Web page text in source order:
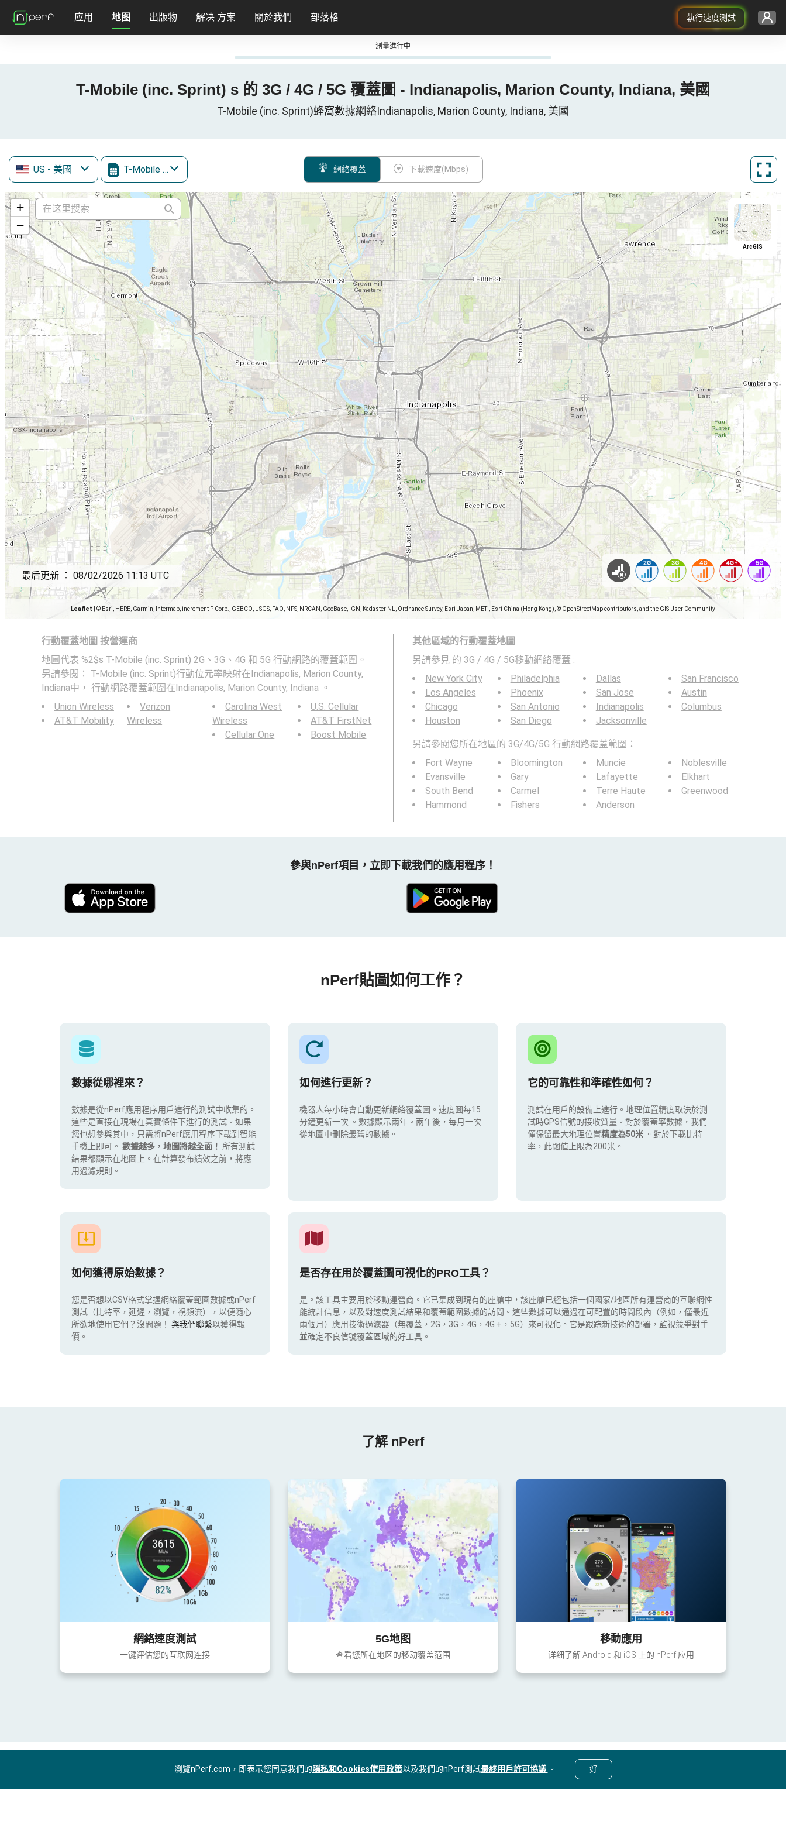
執行速度測試
应用 地图 出版物 解决 方案 關於我們 部落格
測量進行中
T-Mobile (inc. Sprint) s 的 3G / 4G / 5G 覆蓋圖 - Indianapolis, Marion County, Indiana, 美國
T-Mobile (inc. Sprint)蜂窩數據網絡Indianapolis, Marion County, Indiana, 美國
US - 美國 T-Mobile (inc. Sprint) 網絡覆蓋 下載速度(Mbps)
+
−
Leaflet © Esri, HERE, Garmin, Intermap, increment P Corp., GEBCO, USGS, FAO, NPS, NRCAN, GeoBase, IGN, Kadaster NL, Ordnance Survey, Esri Japan, METI, Esri China (Hong Kong), © OpenStreetMap contributors, and the GIS User Community
ArcGIS
最后更新 ： 08/02/2026 11:13 UTC
行動覆蓋地圖 按營運商
地圖代表 %2$s T-Mobile (inc. Sprint) 2G、3G、4G 和 5G 行動網路的覆蓋範圍。
另請參閱： T-Mobile (inc. Sprint)行動位元率映射在Indianapolis, Marion County,
Indiana中， 行動網路覆蓋範圍在Indianapolis, Marion County, Indiana 。
Union Wireless
AT&T Mobility
Verizon
Wireless
Carolina West
Wireless
Cellular One
U.S. Cellular
AT&T FirstNet
Boost Mobile
其他區域的行動覆蓋地圖
另請參見 的 3G / 4G / 5G移動網絡覆蓋 :
New York City
Los Angeles
Chicago
Houston
Philadelphia
Phoenix
San Antonio
San Diego
Dallas
San Jose
Indianapolis
Jacksonville
San Francisco
Austin
Columbus
另請參閱您所在地區的 3G/4G/5G 行動網路覆蓋範圍：
Fort Wayne
Evansville
South Bend
Hammond
Bloomington
Gary
Carmel
Fishers
Muncie
Lafayette
Terre Haute
Anderson
Noblesville
Elkhart
Greenwood
參與nPerf項目，立即下載我們的應用程序！
nPerf貼圖如何工作？
數據從哪裡來？
數據是從nPerf應用程序用戶進行的測試中收集的。
這些是直接在現場在真實條件下進行的測試。如果
您也想參與其中，只需將nPerf應用程序下載到智能
手機上即可。 數據越多，地圖將越全面！ 所有測試
結果都顯示在地圖上。在計算發布績效之前，將應
用過濾規則。
如何進行更新？
機器人每小時會自動更新網絡覆蓋圖。速度圖每15
分鐘更新一次 。數據顯示兩年。兩年後，每月一次
從地圖中刪除最舊的數據。
它的可靠性和準確性如何？
測試在用戶的設備上進行。地理位置精度取決於測
試時GPS信號的接收質量。對於覆蓋率數據，我們
僅保留最大地理位置精度為50米 。對於下載比特
率，此閾值上限為200米。
如何獲得原始數據？
您是否想以CSV格式掌握網絡覆蓋範圍數據或nPerf
測試（比特率，延遲，瀏覽，視頻流），以便隨心
所欲地使用它們？沒問題！ 與我們聯繫以獲得報
價。
是否存在用於覆蓋圖可視化的PRO工具？
是。該工具主要用於移動運營商。它已集成到現有的座艙中，該座艙已經包括一個國家/地區所有運營商的互聯網性
能統計信息，以及對速度測試結果和覆蓋範圍數據的訪問。這些數據可以通過在可配置的時間段內（例如，僅最近
兩個月）應用技術過濾器（無覆蓋，2G，3G，4G，4G +，5G）來可視化。它是跟踪新技術的部署，監視競爭對手
並確定不良信號覆蓋區域的好工具。
了解 nPerf
網絡速度測試
一键评估您的互联网连接
5G地图
查看您所在地区的移动覆盖范围
移動應用
详细了解 Android 和 iOS 上的 nPerf 应用
瀏覽nPerf.com，即表示您同意我們的隱私和Cookies使用政策以及我們的nPerf測試最終用戶許可協議 。 好